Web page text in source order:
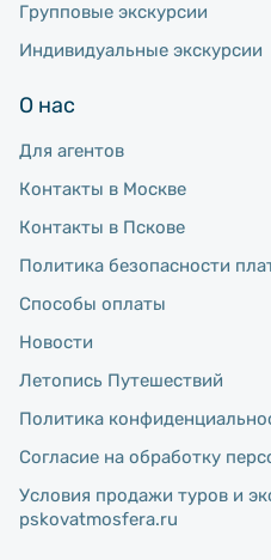
Групповые экскурсии
Индивидуальные экскурсии
О нас
Для агентов
Контакты в Москве
Контакты в Пскове
Политика безопасности
Способы оплаты
Новости
Летопись Путешествий
Политика
Согласие на обработку
Условия продажи туров и
pskovatmosfera.ru